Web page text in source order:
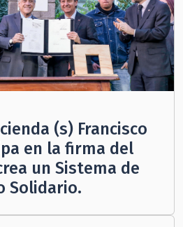
(s) Francisco
en la firma del
un Sistema de
Solidario.